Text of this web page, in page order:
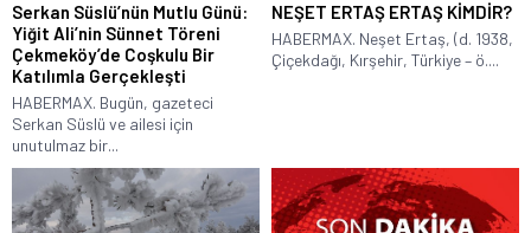
Serkan Süslü’nün Mutlu Günü:
Yiğit Ali’nin Sünnet Töreni
Çekmeköy’de Coşkulu Bir
Katılımla Gerçekleşti
HABERMAX. Bugün, gazeteci
Serkan Süslü ve ailesi için
unutulmaz bir...
NEŞET ERTAŞ ERTAŞ KİMDİR?
HABERMAX. Neşet Ertaş, (d. 1938,
Çiçekdağı, Kırşehir, Türkiye – ö....